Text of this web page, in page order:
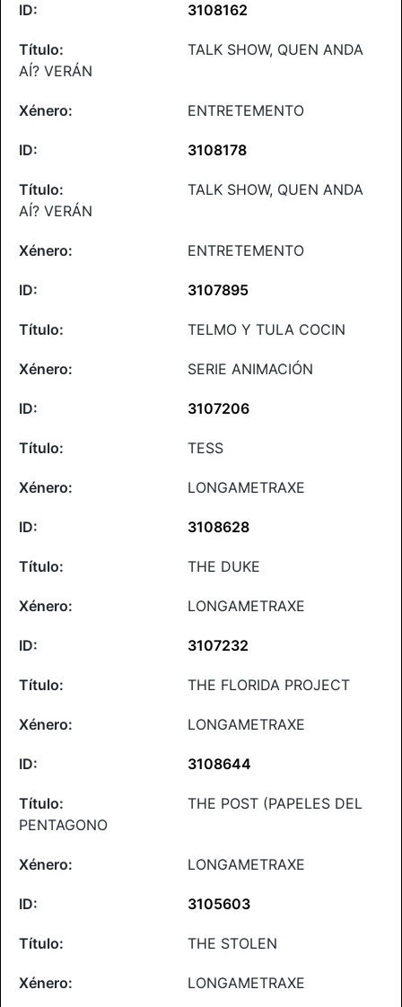
3108162
TALK SHOW, QUEN ANDA
AÍ? VERÁN
ENTRETEMENTO
3108178
TALK SHOW, QUEN ANDA
AÍ? VERÁN
ENTRETEMENTO
3107895
TELMO Y TULA COCIN
SERIE ANIMACIÓN
3107206
TESS
LONGAMETRAXE
3108628
THE DUKE
LONGAMETRAXE
3107232
THE FLORIDA PROJECT
LONGAMETRAXE
3108644
THE POST (PAPELES DEL
PENTAGONO
LONGAMETRAXE
3105603
THE STOLEN
LONGAMETRAXE